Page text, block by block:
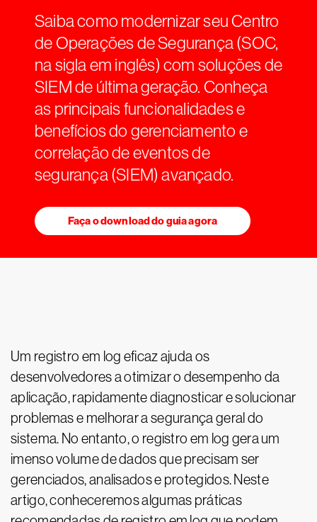
Saiba como modernizar seu Centro
de Operações de Segurança (SOC,
na sigla em inglês) com soluções de
SIEM de última geração. Conheça
as principais funcionalidades e
benefícios do gerenciamento e
correlação de eventos de
segurança (SIEM) avançado.
Faça o download do guia agora
Um registro em log eficaz ajuda os
desenvolvedores a otimizar o desempenho da
aplicação, rapidamente diagnosticar e solucionar
problemas e melhorar a segurança geral do
sistema. No entanto, o registro em log gera um
imenso volume de dados que precisam ser
gerenciados, analisados e protegidos. Neste
artigo, conheceremos algumas práticas